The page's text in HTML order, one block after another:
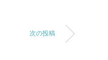
次の投稿